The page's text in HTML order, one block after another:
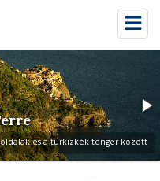
és a türkizkék tenger között
teli falvak